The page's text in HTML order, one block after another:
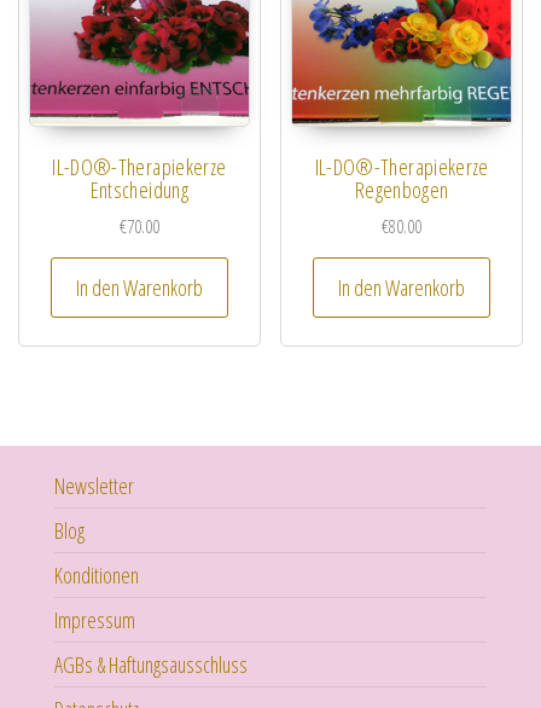
IL-DO®-Therapiekerze
Entscheidung
€70.00
In den Warenkorb
IL-DO®-Therapiekerze
Regenbogen
€80.00
In den Warenkorb
Newsletter
Blog
Konditionen
Impressum
AGBs & Haftungsausschluss